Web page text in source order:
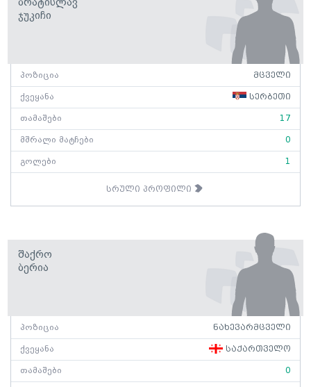
Ბრატისლავ
Ჯუკიჩი
პოზიცია მცველი
ქვეყანა სერბეთი
თამაშები 17
მშრალი მატჩები 0
გოლები 1
სრული პროფილი
Შაქრო
Ბერია
პოზიცია ნახევარმცველი
ქვეყანა საქართველო
თამაშები 0